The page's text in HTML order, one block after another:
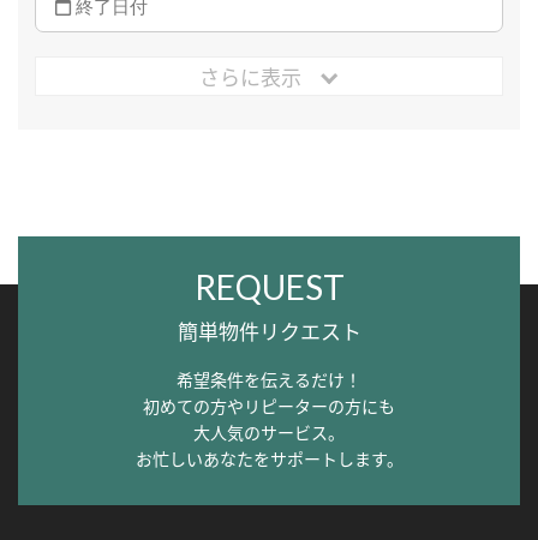
さらに表示
REQUEST
簡単物件リクエスト
希望条件を伝えるだけ！
初めての方やリピーターの方にも
大人気のサービス。
お忙しいあなたをサポートします。